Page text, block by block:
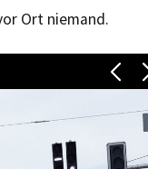
Ort niemand.